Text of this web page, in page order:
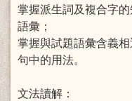
掌握派生詞及複合字
語彙；
掌握與試題語彙含義
句中的用法。
文法讀解：